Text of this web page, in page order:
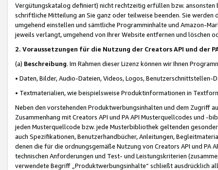
Vergütungskatalog definiert) nicht rechtzeitig erfüllen bzw. ansonsten
schriftliche Mitteilung an Sie ganz oder teilweise beenden. Sie werden
umgehend einstellen und sämtliche Programminhalte und Amazon-
jeweils verlangt, umgehend von Ihrer Website entfernen und löschen
2. Voraussetzungen für die Nutzung der Creators API und der
(a) Beschreibung. Im Rahmen dieser Lizenz können wir Ihnen
• Daten, Bilder, Audio-Dateien, Videos, Logos, Benutzerschnittstellen-
• Textmaterialien, wie beispielsweise Produktinformationen in
Neben den vorstehenden Produktwerbungsinhalten und dem Zugriff
Zusammenhang mit Creators API und PA API Musterquellcodes und
jeden Musterquellcode bzw. jede Musterbibliothek geltenden
auch Spezifikationen, Benutzerhandbücher, Anleitungen,
denen die für die ordnungsgemäße Nutzung von Creators API und PA
technischen Anforderungen und Test- und Leistungskriterien
verwendete Begriff „Produktwerbungsinhalte“ schließt ausdrücklich